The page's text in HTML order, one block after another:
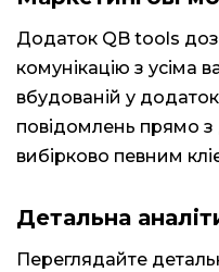
Додаток QB tools
комунікацію з усіма
вбудованій у
повідомлень прямо з
вибірково певним
Детальна
Переглядайте